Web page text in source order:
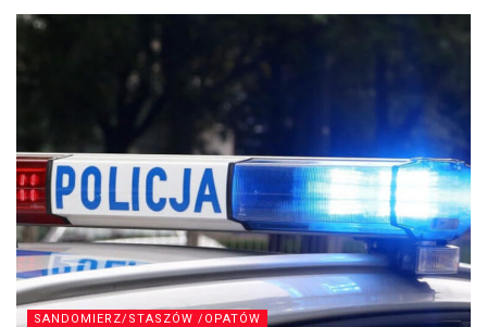
SANDOMIERZ/STASZÓW /OPATÓW